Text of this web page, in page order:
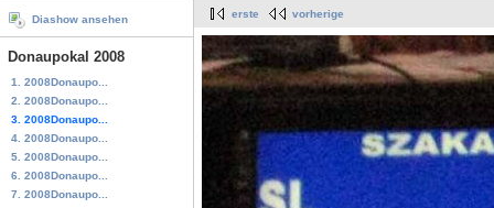
Diashow ansehen
Donaupokal 2008
1. 2008Donaupo...
2. 2008Donaupo...
3. 2008Donaupo...
4. 2008Donaupo...
5. 2008Donaupo...
6. 2008Donaupo...
7. 2008Donaupo...
erste vorherige